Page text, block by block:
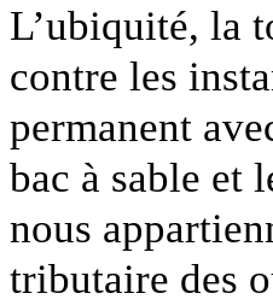
L’ubiquité, la
contre les
permanent
bac à sable et
nous
tributaire des